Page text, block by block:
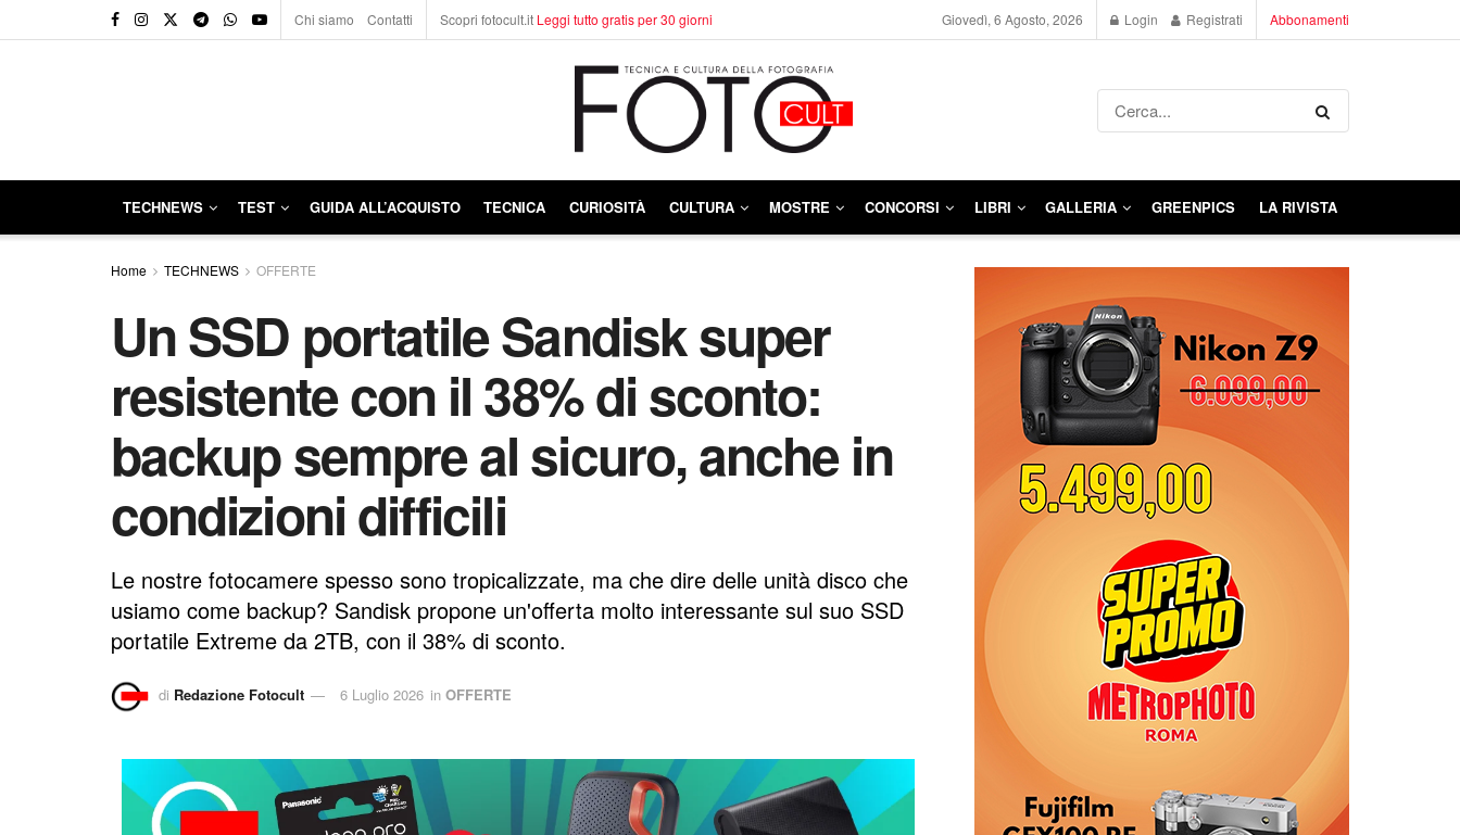
Chi siamo Contatti Scopri fotocult.it Leggi tutto gratis per 30 giorni Giovedì, 6 Agosto, 2026 Login Registrati Abbonamenti
TECHNEWS TEST GUIDA ALL’ACQUISTO TECNICA CURIOSITÀ CULTURA MOSTRE CONCORSI LIBRI GALLERIA GREENPICS LA RIVISTA
Home TECHNEWS OFFERTE
Un SSD portatile Sandisk super
resistente con il 38% di sconto:
backup sempre al sicuro, anche in
condizioni difficili
Le nostre fotocamere spesso sono tropicalizzate, ma che dire delle unità disco che
usiamo come backup? Sandisk propone un'offerta molto interessante sul suo SSD
portatile Extreme da 2TB, con il 38% di sconto.
di Redazione Fotocult 6 Luglio 2026 in OFFERTE